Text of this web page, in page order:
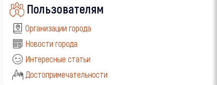
Пользователям
Организации города
Новости города
Интересные статьи
Достопримечательности